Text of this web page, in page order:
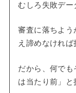
むしろ失敗デー
審査に落ちよう
え諦めなければ
だから、何でも
は当たり前」と